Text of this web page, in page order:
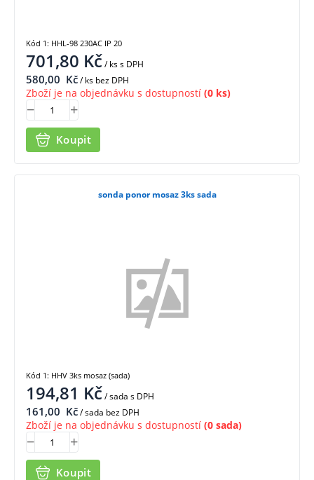
701,80 Kč/ kss DPH
580,00 Kč/ ks bez DPH
Zboží je na objednávku s dostupností (0 ks)
Koupit
Kód 1: HHL-98 230AC IP 20
sonda ponor mosaz 3ks sada
194,81 Kč/ sada s DPH
161,00 Kč/ sada bez DPH
Zboží je na objednávku s dostupností (0 sada)
Koupit
Kód 1: HHV 3ks mosaz (sada)